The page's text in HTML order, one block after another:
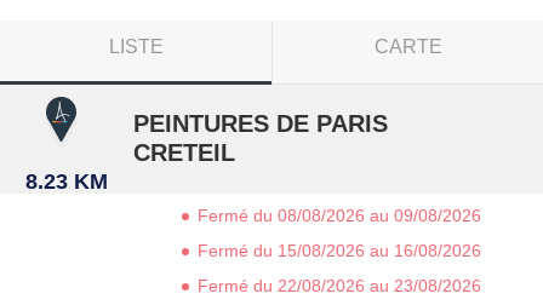
LISTE CARTE
8.23 KM
PEINTURES DE PARIS
CRETEIL
Fermé du 08/08/2026 au 09/08/2026
Fermé du 15/08/2026 au 16/08/2026
Fermé du 22/08/2026 au 23/08/2026